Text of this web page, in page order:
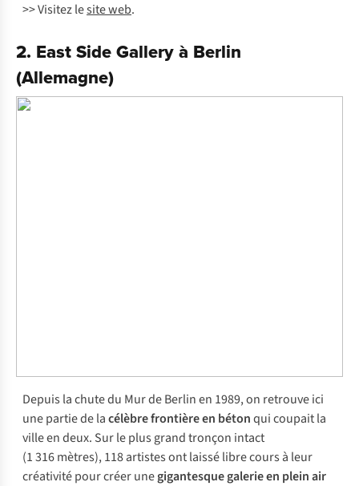
>> Visitez lesite web.
2. East Side Gallery à Berlin
(Allemagne)
Depuis la chute du Mur de Berlin en 1989, on retrouve ici
une partie de lacélèbre frontière en bétonqui coupait la
ville en deux. Sur le plus grand tronçon intact
(1 316 mètres), 118 artistes ont laissé libre cours à leur
créativité pour créer unegigantesque galerie en plein air